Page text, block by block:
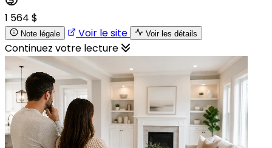
1 564 $
Note légale Voir le site Voir les détails
Continuez votre lecture